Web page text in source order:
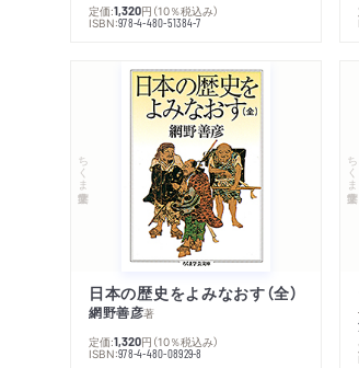
定価:1,320円 （10％税込み）
ISBN:978-4-480-51384-7
ちくま学芸文庫
日本の歴史をよみなおす（全）
網野善彦著
定価:1,320円 （10％税込み）
ISBN:978-4-480-08929-8
ちくま学芸文庫